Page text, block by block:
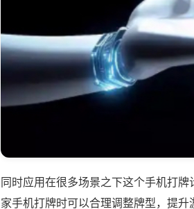
同时应用在很多场景之下这个手机打
家手机打牌时可以合理调整牌型，提升